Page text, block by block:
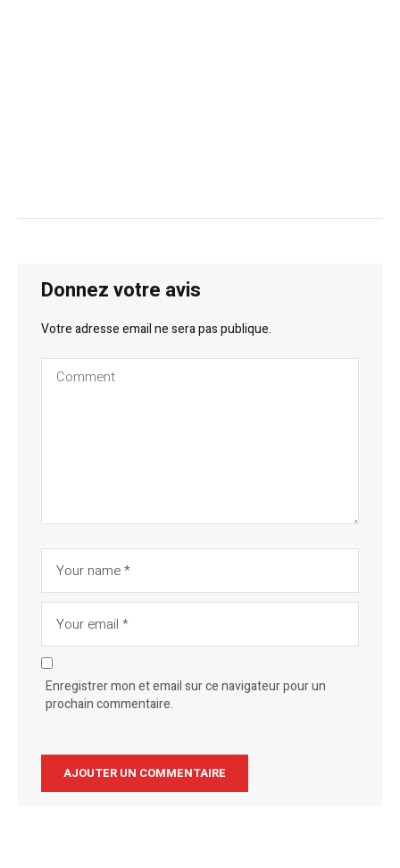
Donnez votre avis
Votre adresse email ne sera pas publique.
Enregistrer mon et email sur ce navigateur pour un
prochain commentaire.